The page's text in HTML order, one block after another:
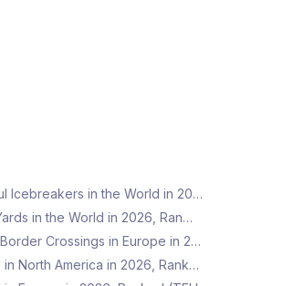
Icebreakers in the World in 20…
in the World in 2026, Ran…
Crossings in Europe in 2…
North America in 2026, Rank…